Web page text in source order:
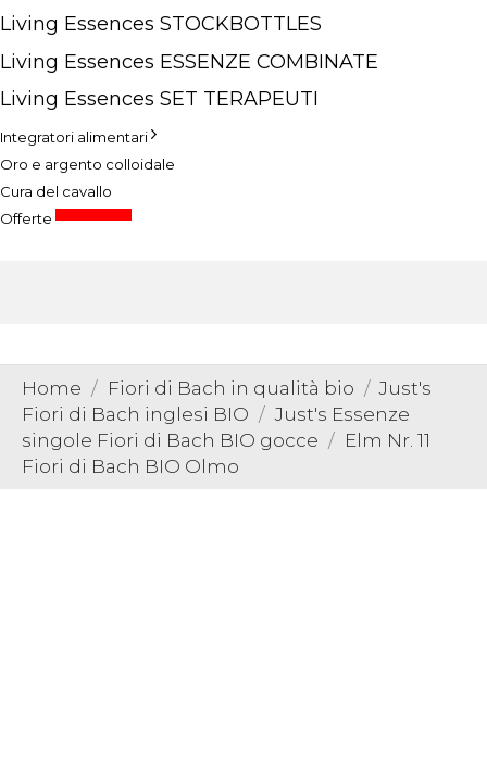
Living Essences STOCKBOTTLES
Living Essences ESSENZE COMBINATE
Living Essences SET TERAPEUTI
Integratori alimentari
Oro e argento colloidale
Cura del cavallo
Offerte
Home Fiori di Bach in qualità bio
Just's
Fiori di Bach inglesi BIO
Just's Essenze
singole Fiori di Bach BIO gocce
Elm Nr. 11
Fiori di Bach BIO Olmo